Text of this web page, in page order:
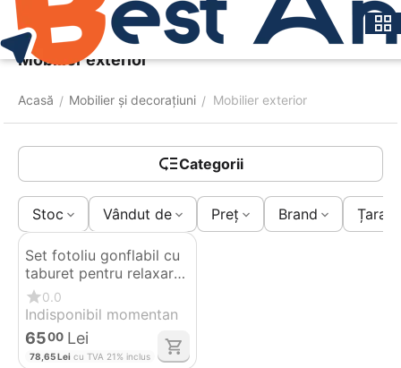
Mobilier exterior
Acasă / Mobilier și decorațiuni / Mobilier exterior
Categorii
Stoc Vândut de Preț Brand Țara
Set fotoliu gonflabil cu
taburet pentru relaxare,
interior și exterior
0.0
Indisponibil momentan
6500 Lei
78,65Lei cu TVA 21% inclus
Meniu Caută Coș